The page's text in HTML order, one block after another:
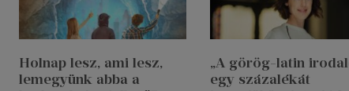
Holnap lesz, ami lesz,
lemegyünk abba a
„A görög-latin
egy százalékát